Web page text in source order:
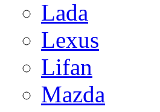
Lada
Lexus
Lifan
Mazda